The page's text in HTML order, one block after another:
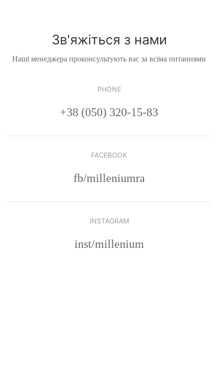
Зв'яжіться з нами
Наші менеджера проконсультують вас за всіма питаннями
PHONE
+38 (050) 320-15-83
FACEBOOK
fb/milleniumra
INSTAGRAM
inst/millenium